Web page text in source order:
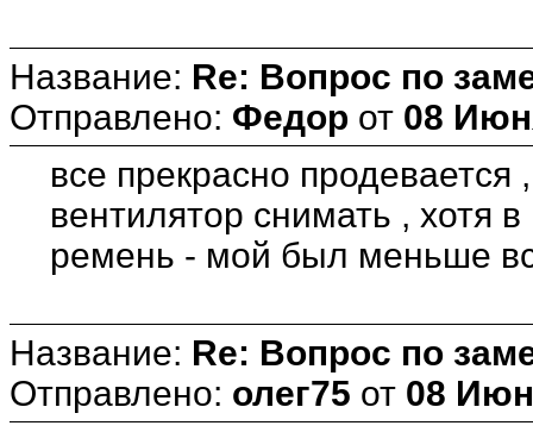
Название: Re: Вопрос по
Отправлено: Федор от 08
все прекрасно
вентилятор снимать , хотя
ремень - мой был меньше
Название: Re: Вопрос по
Отправлено: олег75 от 08